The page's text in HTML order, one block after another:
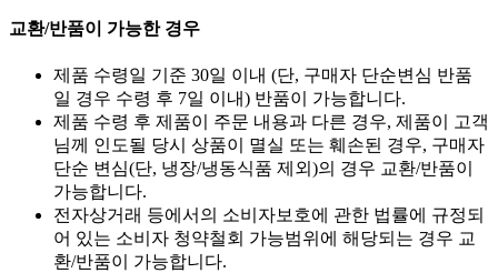
교환/반품이 가능한 경우
제품 수령일 기준 30일 이내 (단, 구매자 단순변심 반품
일 경우 수령 후 7일 이내) 반품이 가능합니다.
제품 수령 후 제품이 주문 내용과 다른 경우, 제품이 고객
님께 인도될 당시 상품이 멸실 또는 훼손된 경우, 구매자
단순 변심(단, 냉장/냉동식품 제외)의 경우 교환/반품이
가능합니다.
전자상거래 등에서의 소비자보호에 관한 법률에 규정되
어 있는 소비자 청약철회 가능범위에 해당되는 경우 교
환/반품이 가능합니다.